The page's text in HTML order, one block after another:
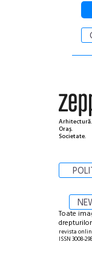
Arhitectură.
Oraș.
Societate.
Toate
revista
ISSN 3008-